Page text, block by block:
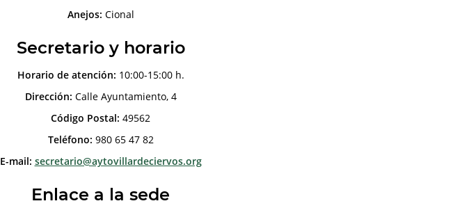
Anejos: Cional
Secretario y horario
Horario de atención: 10:00-15:00 h.
Dirección: Calle Ayuntamiento, 4
Código Postal: 49562
Teléfono: 980 65 47 82
E-mail: secretario@aytovillardeciervos.org
Enlace a la sede